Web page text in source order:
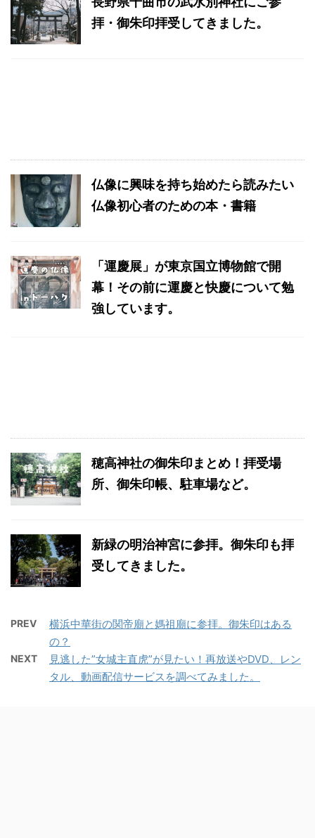
拝・御朱印拝受してきました。
仏像に興味を持ち始めたら読みたい
仏像初心者のための本・書籍
「運慶展」が東京国立博物館で開
幕！その前に運慶と快慶について勉
強しています。
穂高神社の御朱印まとめ！拝受場
所、御朱印帳、駐車場など。
新緑の明治神宮に参拝。御朱印も拝
受してきました。
PREV
横浜中華街の関帝廟と媽祖廟に参拝。御朱印はある
の？
NEXT
見逃した”女城主直虎”が見たい！再放送やDVD、レン
タル、動画配信サービスを調べてみました。